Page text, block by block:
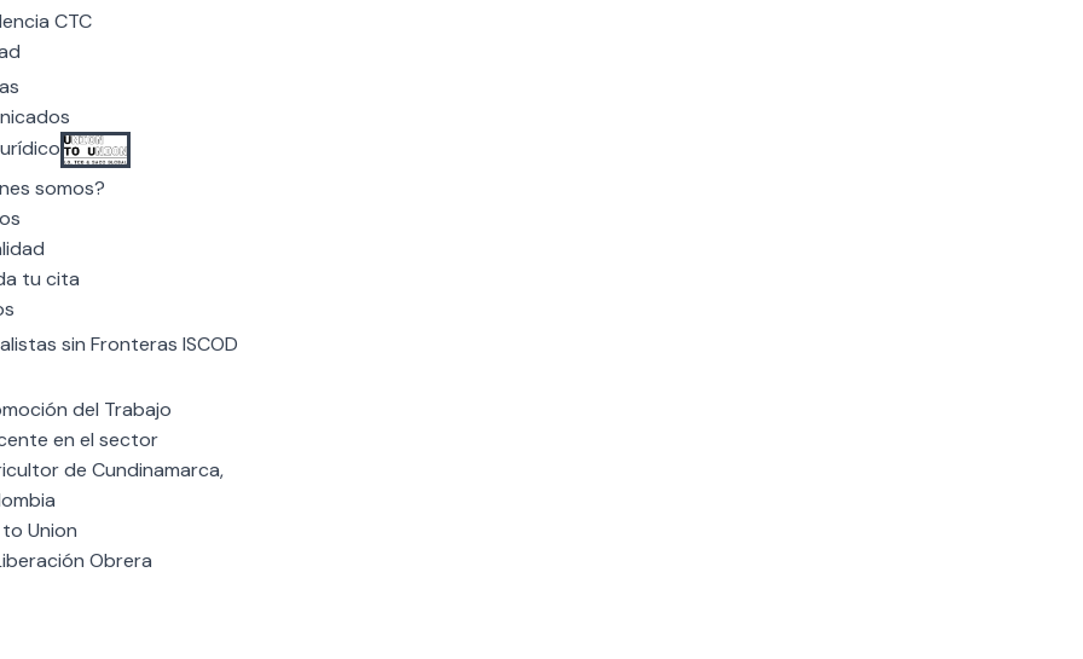
CTC
somos?
tu cita
sin Fronteras ISCOD
del Trabajo
en el sector
de Cundinamarca,
Union
Obrera